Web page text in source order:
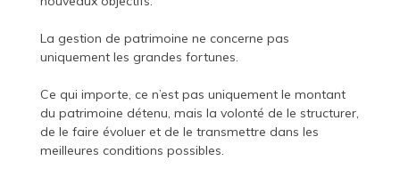
La gestion de patrimoine ne concerne pas
uniquement les grandes fortunes.
Ce qui importe, ce n’est pas uniquement le montant
du patrimoine détenu, mais la volonté de le structurer,
de le faire évoluer et de le transmettre dans les
meilleures conditions possibles.